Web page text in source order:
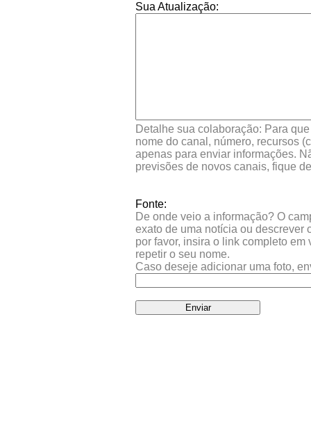
Sua Atualização:
Detalhe sua colaboração: Para
nome do canal, número, recursos
apenas para enviar informações.
previsões de novos canais, fique
Fonte:
De onde veio a informação? O
exato de uma notícia ou descrever
por favor, insira o link completo
repetir o seu nome.
Caso deseje adicionar uma foto,